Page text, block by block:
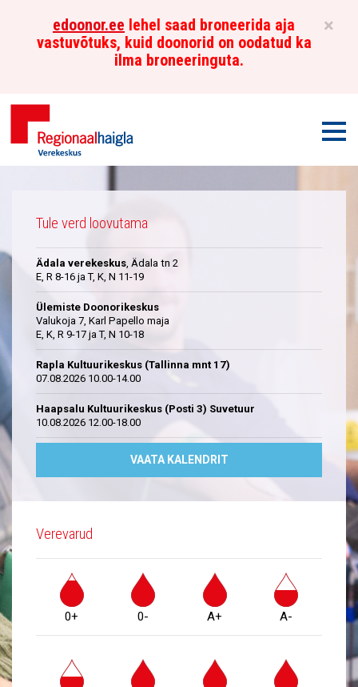
×
edoonor.ee lehel saad broneerida aja
vastuvõtuks, kuid doonorid on oodatud ka
ilma broneeringuta.
Eesti
Regionaalhaigla
Verekeskus
Tule verd loovutama
Ädala verekeskus , Ädala tn 2
E, R 8-16 ja T, K, N 11-19
Ülemiste Doonorikeskus
Valukoja 7, Karl Papello maja
E, K, R 9-17 ja T, N 10-18
Rapla Kultuurikeskus (Tallinna mnt 17)
07.08.2026 10.00-14.00
Haapsalu Kultuurikeskus (Posti 3) Suvetuur
10.08.2026 12.00-18.00
VAATA KALENDRIT
Verevarud
0+ 0- A+ A-